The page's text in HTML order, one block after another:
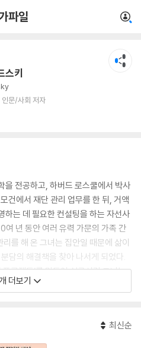
파일
스키
인문/사회 저자
을 전공하고, 하버드 로스쿨에서 박사
건에서 재단 관리 업무를 한 뒤, 거액
하는 데 필요한 컨설팅을 하는 자선사
여 년 동안 여러 유력 가문의 가족 간
를 해 온 그녀는 집안일 때문에 삶이
담의 해결책을 찾아 나서게 되었다.
로젝트’를 만들어 성공시킨 그녀는
데 힘쓰고 있다. 남편, 세 아이와 함
그램 EveRodsky│트위터 eve_ro
더보기
최신순